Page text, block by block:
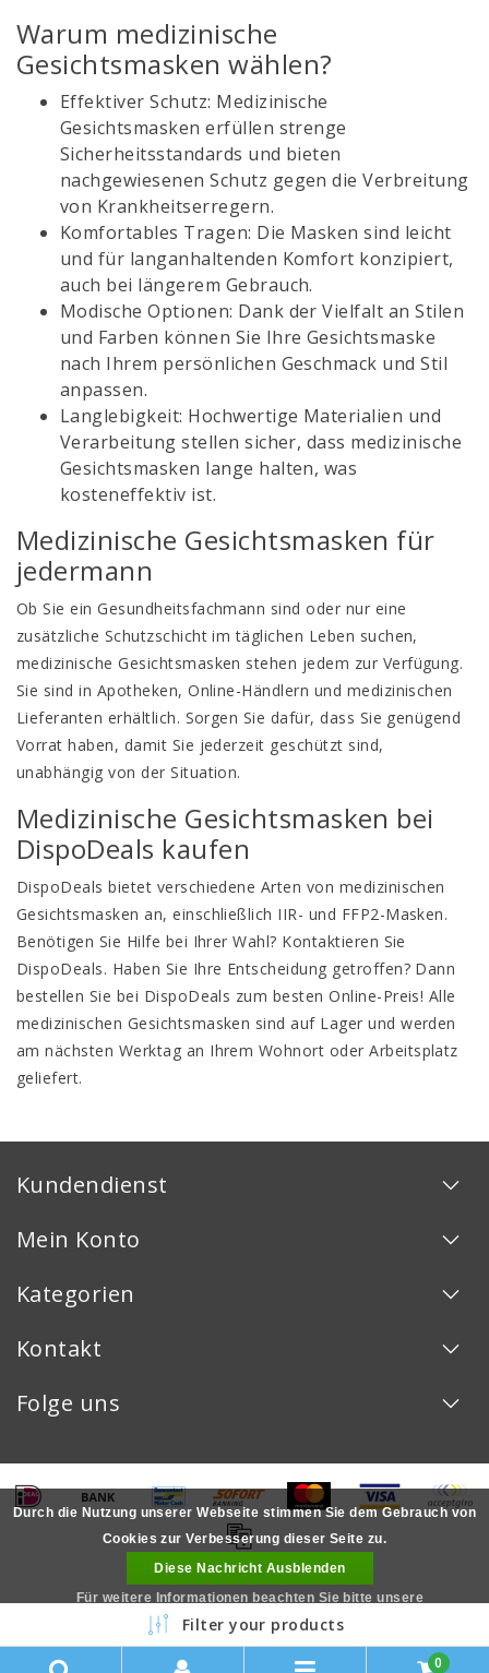
Warum medizinische
Gesichtsmasken wählen?
Effektiver Schutz: Medizinische
Gesichtsmasken erfüllen strenge
Sicherheitsstandards und bieten
nachgewiesenen Schutz gegen die Verbreitung
von Krankheitserregern.
Komfortables Tragen: Die Masken sind leicht
und für langanhaltenden Komfort konzipiert,
auch bei längerem Gebrauch.
Modische Optionen: Dank der Vielfalt an Stilen
und Farben können Sie Ihre Gesichtsmaske
nach Ihrem persönlichen Geschmack und Stil
anpassen.
Langlebigkeit: Hochwertige Materialien und
Verarbeitung stellen sicher, dass medizinische
Gesichtsmasken lange halten, was
kosteneffektiv ist.
Medizinische Gesichtsmasken für
jedermann
Ob Sie ein Gesundheitsfachmann sind oder nur eine
zusätzliche Schutzschicht im täglichen Leben suchen,
medizinische Gesichtsmasken stehen jedem zur Verfügung.
Sie sind in Apotheken, Online-Händlern und medizinischen
Lieferanten erhältlich. Sorgen Sie dafür, dass Sie genügend
Vorrat haben, damit Sie jederzeit geschützt sind,
unabhängig von der Situation.
Medizinische Gesichtsmasken bei
DispoDeals kaufen
DispoDeals bietet verschiedene Arten von medizinischen
Gesichtsmasken an, einschließlich IIR- und FFP2-Masken.
Benötigen Sie Hilfe bei Ihrer Wahl? Kontaktieren Sie
DispoDeals. Haben Sie Ihre Entscheidung getroffen? Dann
bestellen Sie bei DispoDeals zum besten Online-Preis! Alle
medizinischen Gesichtsmasken sind auf Lager und werden
am nächsten Werktag an Ihrem Wohnort oder Arbeitsplatz
geliefert.
Kundendienst
Mein Konto
Kategorien
Kontakt
Folge uns
Copyright © 2026 - - All rights reserved - RealizationInStijl Media
Filter your products
0
Durch die Nutzung unserer Webseite stimmen Sie dem Gebrauch von
Cookies zur Verbesserung dieser Seite zu.
Diese Nachricht Ausblenden
Für weitere Informationen beachten Sie bitte unsere
Datenschutzerklärung. »